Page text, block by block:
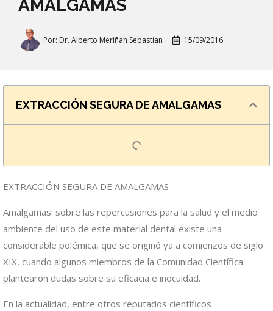
AMALGAMAS
Por: Dr. Alberto Meriñan Sebastian 15/09/2016
EXTRACCIÓN SEGURA DE AMALGAMAS
EXTRACCIÓN SEGURA DE AMALGAMAS
Amalgamas: sobre las repercusiones para la salud y el medio
ambiente del uso de este material dental existe una
considerable polémica, que se originó ya a comienzos de siglo
XIX, cuando algunos miembros de la Comunidad Científica
plantearon dudas sobre su eficacia e inocuidad.
En la actualidad, entre otros reputados científicos